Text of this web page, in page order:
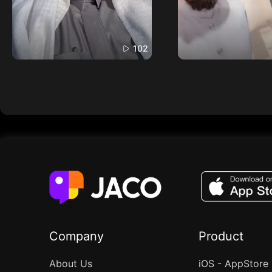
102
Company
About Us
Product
iOS - AppStore